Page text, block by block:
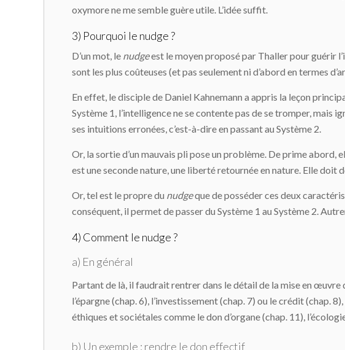
oxymore ne me semble guère utile. L’idée suffit.
3) Pourquoi le nudge ?
D’un mot, le nudgeest le moyen proposé par Thaller pour guérir
sont les plus coûteuses (et pas seulement ni d’abord en termes
En effet, le disciple de Daniel Kahnemann a appris la leçon
Système 1, l’intelligence ne se contente pas de se tromper, mais
ses intuitions erronées, c’est-à-dire en passant au Système 2.
Or, la sortie d’un mauvais pli pose un problème. De prime abord,
est une seconde nature, une liberté retournée en nature. Elle doit
Or, tel est le propre du nudgeque de posséder ces deux
conséquent, il permet de passer du Système 1 au Système 2.
4) Comment le nudge ?
a) En général
Partant de là, il faudrait rentrer dans le détail de la mise en œuvre
l’épargne (chap. 6), l’investissement (chap. 7) ou le crédit (chap.
éthiques et sociétales comme le don d’organe (chap. 11),
b) Un exemple : rendre le don effectif